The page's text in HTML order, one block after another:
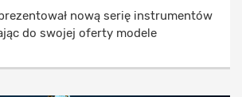
nową serię instrumentów
do swojej oferty modele